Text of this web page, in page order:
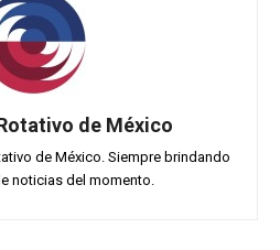
de México
de México. Siempre brindando
noticias del momento.